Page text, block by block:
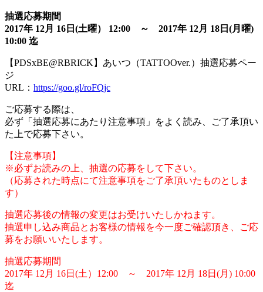
抽選応募期間
2017年 12月 16日(土曜） 12:00 ～ 2017年 12月 18日(月曜)
10:00 迄
【PDSxBE@RBRICK】あいつ（TATTOOver.）抽選応募ペー
ジ
URL： https://goo.gl/roFQjc
ご応募する際は、
必ず「抽選応募にあたり注意事項」をよく読み、ご了承頂い
た上で応募下さい。
【注意事項】
※必ずお読みの上、抽選の応募をして下さい。
（応募された時点にて注意事項をご了承頂いたものとしま
す）
抽選応募後の情報の変更はお受けいたしかねます。
抽選申し込み商品とお客様の情報を今一度ご確認頂き、ご応
募をお願いいたします。
抽選応募期間
2017年 12月 16日(土）12:00 ～ 2017年 12月 18日(月) 10:00
迄